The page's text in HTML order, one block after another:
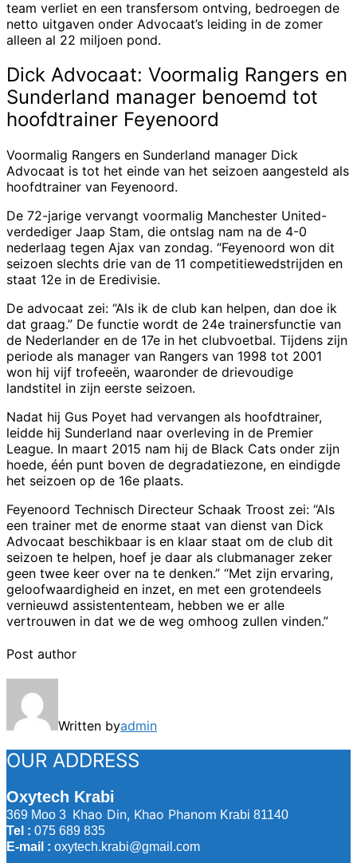
team verliet en een transfersom ontving, bedroegen de
netto uitgaven onder Advocaat’s leiding in de zomer
alleen al 22 miljoen pond.
Dick Advocaat: Voormalig Rangers en
Sunderland manager benoemd tot
hoofdtrainer Feyenoord
Voormalig Rangers en Sunderland manager Dick
Advocaat is tot het einde van het seizoen aangesteld als
hoofdtrainer van Feyenoord.
De 72-jarige vervangt voormalig Manchester United-
verdediger Jaap Stam, die ontslag nam na de 4-0
nederlaag tegen Ajax van zondag. “Feyenoord won dit
seizoen slechts drie van de 11 competitiewedstrijden en
staat 12e in de Eredivisie.
De advocaat zei: “Als ik de club kan helpen, dan doe ik
dat graag.” De functie wordt de 24e trainersfunctie van
de Nederlander en de 17e in het clubvoetbal. Tijdens zijn
periode als manager van Rangers van 1998 tot 2001
won hij vijf trofeeën, waaronder de drievoudige
landstitel in zijn eerste seizoen.
Nadat hij Gus Poyet had vervangen als hoofdtrainer,
leidde hij Sunderland naar overleving in de Premier
League. In maart 2015 nam hij de Black Cats onder zijn
hoede, één punt boven de degradatiezone, en eindigde
het seizoen op de 16e plaats.
Feyenoord Technisch Directeur Schaak Troost zei: “Als
een trainer met de enorme staat van dienst van Dick
Advocaat beschikbaar is en klaar staat om de club dit
seizoen te helpen, hoef je daar als clubmanager zeker
geen twee keer over na te denken.” “Met zijn ervaring,
geloofwaardigheid en inzet, en met een grotendeels
vernieuwd assistententeam, hebben we er alle
vertrouwen in dat we de weg omhoog zullen vinden.”
Post author
Written byadmin
OUR ADDRESS
Oxytech Krabi
369 Moo 3 Khao Din, Khao Phanom Krabi 81140
Tel : 075 689 835
E-mail : oxytech.krabi@gmail.com